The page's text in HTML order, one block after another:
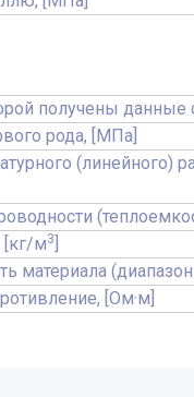
получены данные
рода, [МПа]
(линейного)
[кг/м3
материала
[Ом·м]